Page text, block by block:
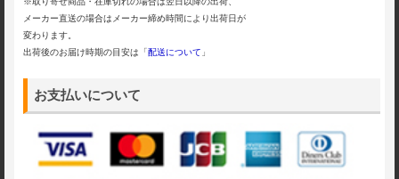
メーカー直送の場合はメーカー締め時間により出荷日が
変わります。
出荷後のお届け時期の目安は「配送について 」
お支払いについて